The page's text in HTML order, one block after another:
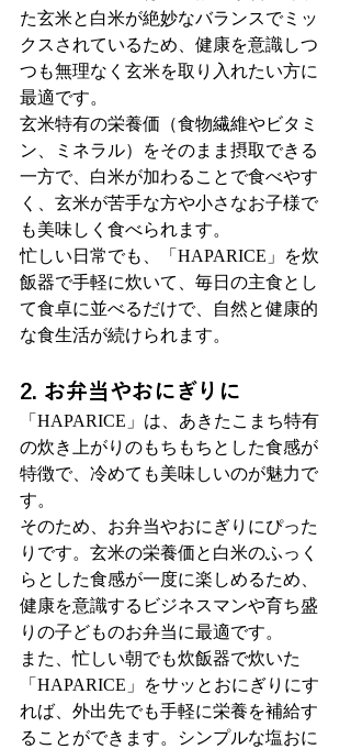
た玄米と白米が絶妙なバランスでミッ
クスされているため、健康を意識しつ
つも無理なく玄米を取り入れたい方に
最適です。
玄米特有の栄養価（食物繊維やビタミ
ン、ミネラル）をそのまま摂取できる
一方で、白米が加わることで食べやす
く、玄米が苦手な方や小さなお子様で
も美味しく食べられます。
忙しい日常でも、「HAPARICE」を炊
飯器で手軽に炊いて、毎日の主食とし
て食卓に並べるだけで、自然と健康的
な食生活が続けられます。
2. お弁当やおにぎりに
「HAPARICE」は、あきたこまち特有
の炊き上がりのもちもちとした食感が
特徴で、冷めても美味しいのが魅力で
す。
そのため、お弁当やおにぎりにぴった
りです。玄米の栄養価と白米のふっく
らとした食感が一度に楽しめるため、
健康を意識するビジネスマンや育ち盛
りの子どものお弁当に最適です。
また、忙しい朝でも炊飯器で炊いた
「HAPARICE」をサッとおにぎりにす
れば、外出先でも手軽に栄養を補給す
ることができます。シンプルな塩おに